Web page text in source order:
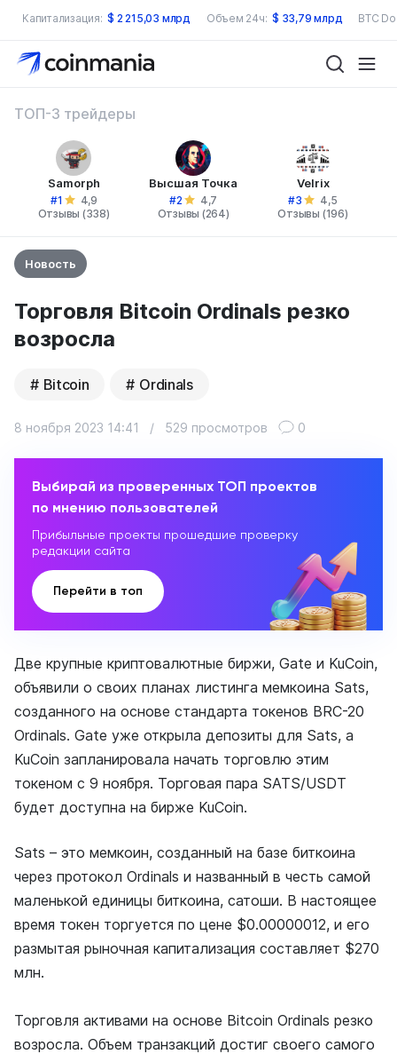
Капитализация: $ 2 215,03 млрд Объем 24ч: $ 33,79 млрд BTC
ТОП-3 трейдеры
Samorph
#1
4,9
Отзывы (338)
Высшая Точка
#2
4,7
Отзывы (264)
Velrix
#3
4,5
Отзывы (196)
Новость
Торговля Bitcoin Ordinals резко
возросла
Bitcoin Ordinals
8 ноября 2023 14:41 / 529 просмотров 0
Выбирай из проверенных ТОП проектов
по мнению пользователей
Прибыльные проекты прошедшие проверку
редакции сайта
Перейти в топ
Две крупные криптовалютные биржи, Gate и KuCoin,
объявили о своих планах листинга мемкоина Sats,
созданного на основе стандарта токенов BRC-20
Ordinals. Gate уже открыла депозиты для Sats, а
KuCoin запланировала начать торговлю этим
токеном с 9 ноября. Торговая пара SATS/USDT
будет доступна на бирже KuCoin.
Sats – это мемкоин, созданный на базе биткоина
через протокол Ordinals и названный в честь самой
маленькой единицы биткоина, сатоши. В настоящее
время токен торгуется по цене $0.00000012, и его
размытая рыночная капитализация составляет $270
млн.
Торговля активами на основе Bitcoin Ordinals резко
возросла. Объем транзакций достиг своего самого